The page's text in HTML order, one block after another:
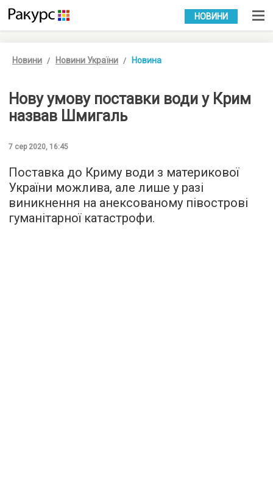
УКР РУС
НОВИНИ
Новини Новини України Новина
Нову умову поставки води у Крим
назвав Шмигаль
7 сер 2020, 16:45
Поставка до Криму води з материкової
України можлива, але лише у разі
виникнення на анексованому півострові
гуманітарної катастрофи.